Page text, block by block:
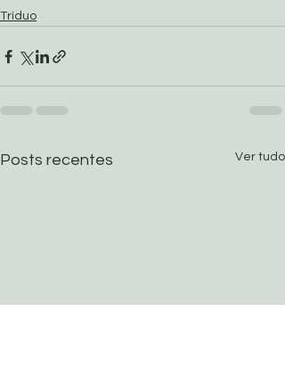
Tríduo
Posts recentes Ver tudo